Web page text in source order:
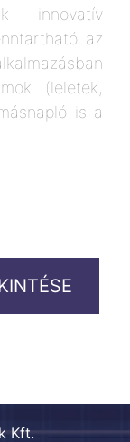
innovatív
az
(leletek,
is a
Kft.